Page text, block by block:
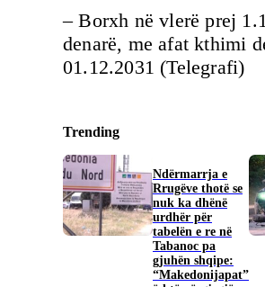
– Borxh në vlerë prej
denarë, me afat kthimi
01.12.2031 (Telegrafi)
Trending
Ndërmarrja e
Rrugëve thotë se
nuk ka dhënë
urdhër për
tabelën e re në
Tabanoc pa
gjuhën shqipe:
“Makedonijapat”